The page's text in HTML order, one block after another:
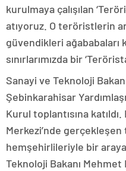
kurulmaya çalışılan
atıyoruz. O teröristlerin
güvendikleri ağababaları
sınırlarımızda bir
Sanayi ve Teknoloji
Şebinkarahisar
Kurul toplantısına
Merkezi’nde gerçekleşen
hemşehirlileriyle bir
Teknoloji Bakanı Mehmet